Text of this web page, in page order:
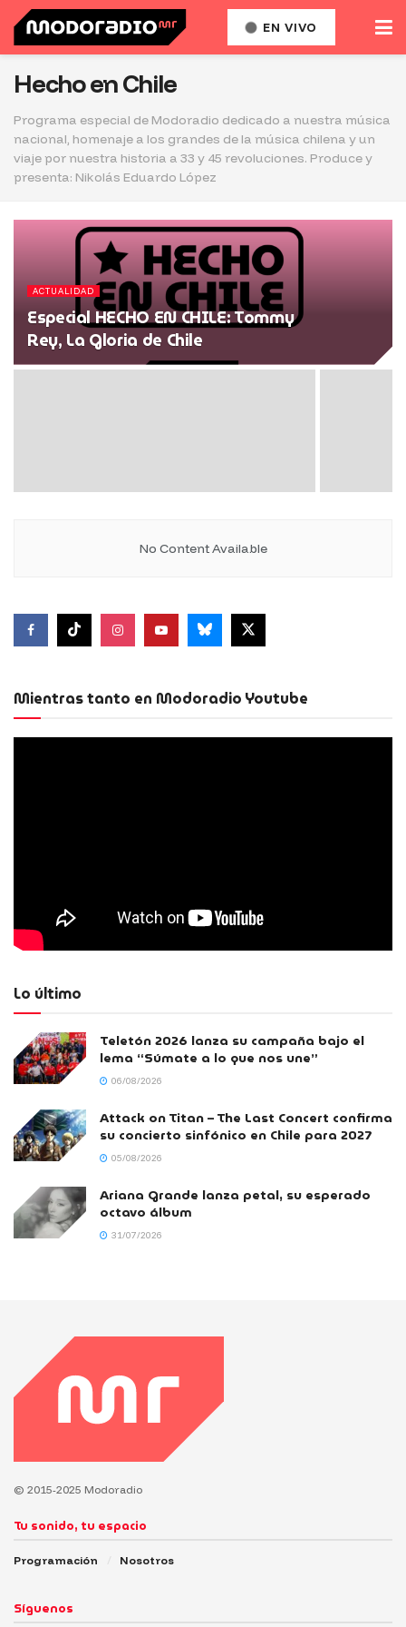
EN VIVO
Hecho en Chile
Programa especial de Modoradio dedicado a nuestra música
nacional, homenaje a los grandes de la música chilena y un
viaje por nuestra historia a 33 y 45 revoluciones. Produce y
presenta: Nikolás Eduardo López
ACTUALIDAD
Especial HECHO EN CHILE: Tommy
Rey, La Gloria de Chile
No Content Available
Mientras tanto en Modoradio Youtube
Lo último
Teletón 2026 lanza su campaña bajo el
lema “Súmate a lo que nos une”
06/08/2026
Attack on Titan – The Last Concert confirma
su concierto sinfónico en Chile para 2027
05/08/2026
Ariana Grande lanza petal, su esperado
octavo álbum
31/07/2026
© 2015-2025 Modoradio
Tu sonido, tu espacio
Programación Nosotros
Síguenos